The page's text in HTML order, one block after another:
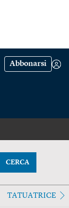
Abbonarsi
CERCA
TATUATRICE